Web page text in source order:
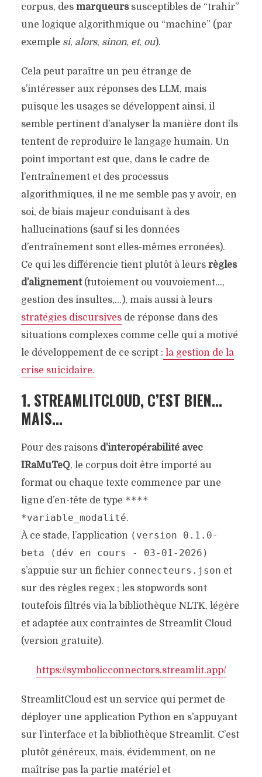
corpus, des marqueurssusceptibles de “trahir”
une logique algorithmique ou “machine” (par
exemple si, alors, sinon, et, ou).
Cela peut paraître un peu étrange de
s’intéresser aux réponses des LLM, mais
puisque les usages se développent ainsi, il
semble pertinent d’analyser la manière dont ils
tentent de reproduire le langage humain. Un
point important est que, dans le cadre de
l’entraînement et des processus
algorithmiques, il ne me semble pas y avoir, en
soi, de biais majeur conduisant à des
hallucinations (sauf si les données
d’entraînement sont elles-mêmes erronées).
Ce qui les différencie tient plutôt à leurs règles
d’alignement(tutoiement ou vouvoiement…,
gestion des insultes,…), mais aussi à leurs
stratégies discursivesde réponse dans des
situations complexes comme celle qui a motivé
le développement de ce script : la gestion de la
crise suicidaire.
1. STREAMLITCLOUD, C’EST BIEN…
MAIS…
Pour des raisons d’interopérabilité avec
IRaMuTeQ, le corpus doit être importé au
format ou chaque texte commence par une
ligne d’en-tête de type ****
*variable_modalité.
À ce stade, l’application (version 0.1.0-
beta (dév en cours - 03-01-2026)
s’appuie sur un fichier connecteurs.json et
sur des règles regex ; les stopwords sont
toutefois filtrés via la bibliothèque NLTK, légère
et adaptée aux contraintes de Streamlit Cloud
(version gratuite).
https://symbolicconnectors.streamlit.app/
StreamlitCloud est un service qui permet de
déployer une application Python en s’appuyant
sur l’interface et la bibliothèque Streamlit. C’est
plutôt généreux, mais, évidemment, on ne
maîtrise pas la partie matériel et